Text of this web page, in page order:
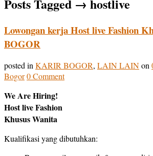
Posts Tagged → hostlive
Lowongan kerja Host live Fashion
BOGOR
posted inKARIR BOGOR, LAIN LAINon
Bogor0 Comment
We Are Hiring!
Host live Fashion
Khusus Wanita
Kualifikasi yang dibutuhkan: